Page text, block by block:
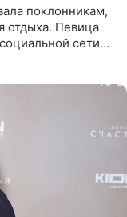
поклонникам,
отдыха. Певица
сети